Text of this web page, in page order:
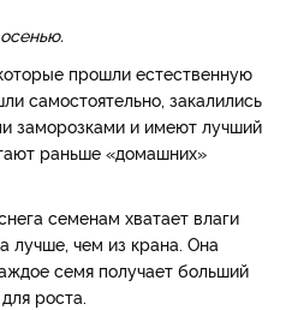
прошли естественную
самостоятельно, закалились
заморозками и имеют лучший
раньше «домашних»
семенам хватает влаги
лучше, чем из крана. Она
семя получает больший
роста.